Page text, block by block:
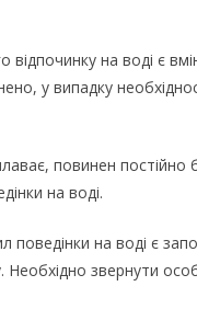
на воді є
у випадку
повинен
на воді.
поведінки на воді є
Необхідно звернути